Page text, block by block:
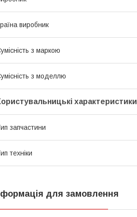
виробник
з маркою
з моделлю
характеристики
запчастини
техніки
для замовлення